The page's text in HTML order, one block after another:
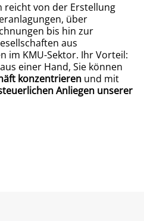
reicht von der Erstellung
über
bis hin zur
aus
im KMU-Sektor. Ihr Vorteil:
einer Hand, Sie können
konzentrieren und mit
Anliegen unserer